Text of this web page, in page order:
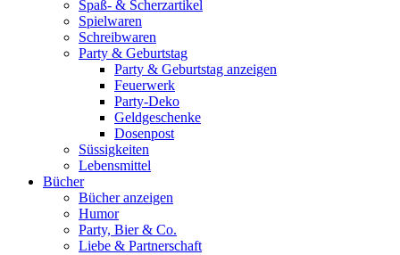
Spaß- & Scherzartikel
Spielwaren
Schreibwaren
Party & Geburtstag
Party & Geburtstag anzeigen
Feuerwerk
Party-Deko
Geldgeschenke
Dosenpost
Süssigkeiten
Lebensmittel
Bücher
Bücher anzeigen
Humor
Party, Bier & Co.
Liebe & Partnerschaft